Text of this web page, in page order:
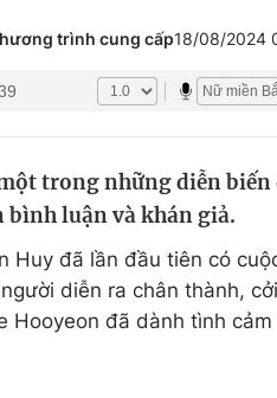
lượng cuộc sống
trình cung cấp18/08/2024
trong những diễn biến
bình luận và khán giả.
Huy đã lần đầu tiên có
diễn ra chân thành,
Hooyeon đã dành tình